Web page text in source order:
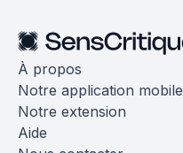
À propos
Notre application mobile
Notre extension
Aide